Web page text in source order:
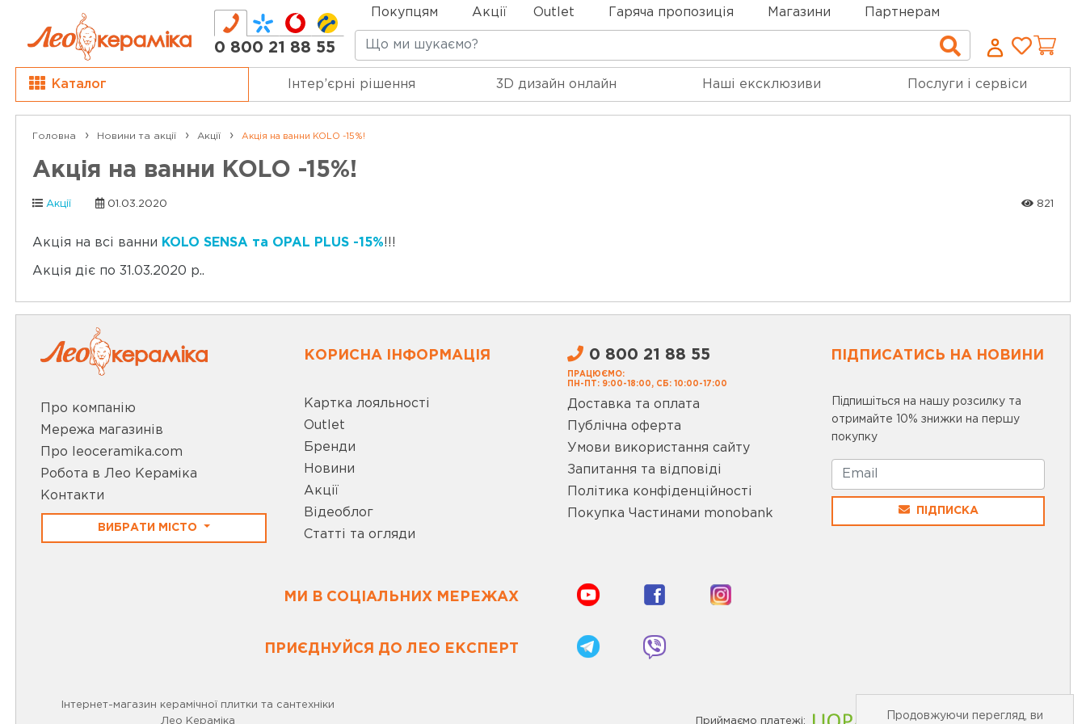
Покупцям Акції Outlet Гаряча пропозиція Магазини Партнерам
0 800 21 88 55 Пошук
Каталог Інтер’єрні рішення 3D дизайн онлайн Наші ексклюзиви Послуги і сервіси
Головна Новини та акції Акції Акція на ванни KOLO -15%!
Акція на ванни KOLO -15%!
Акції 01.03.2020 821
Акція на всі ванни KOLO SENSA та OPAL PLUS -15%!!!
Акція діє по 31.03.2020 р..
Про компанію
Мережа магазинів
Про leoceramika.com
Робота в Лео Кераміка
Контакти
ВИБРАТИ МІСТО
КОРИСНА ІНФОРМАЦІЯ
Картка лояльності
Outlet
Бренди
Новини
Акції
Відеоблог
Статті та огляди
0 800 21 88 55
ПРАЦЮЄМО:
ПН-ПТ: 9:00-18:00, СБ: 10:00-17:00
Доставка та оплата
Публічна оферта
Умови використання сайту
Запитання та відповіді
Політика конфіденційності
Покупка Частинами monobank
ПІДПИСАТИСЬ НА НОВИНИ
Підпишіться на нашу розсилку та
отримайте 10% знижки на першу
покупку
ПІДПИСКА
МИ В СОЦІАЛЬНИХ МЕРЕЖАХ
ПРИЄДНУЙСЯ ДО ЛЕО ЕКСПЕРТ
Інтернет-магазин керамічної плитки та сантехніки
Лео Кераміка
Приймаємо платежі:
Продовжуючи перегляд, ви